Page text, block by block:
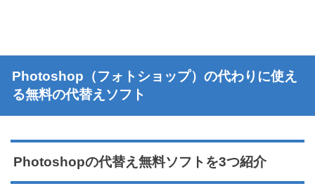
Photoshop（フォトショップ）の代わりに使え
る無料の代替えソフト
Photoshopの代替え無料ソフトを3つ紹介